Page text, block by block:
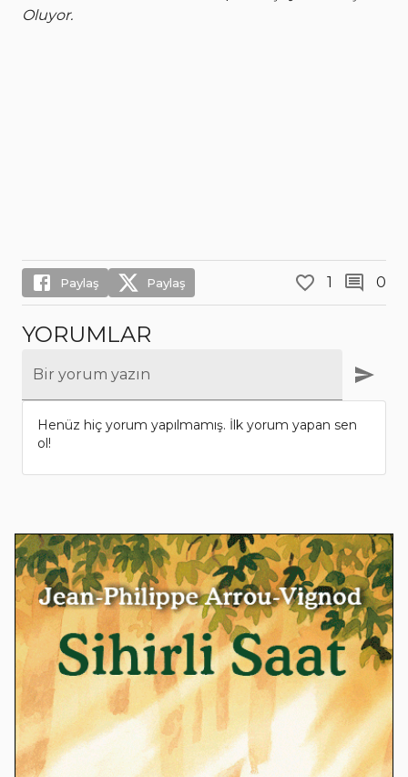
Oluyor.
Paylaş Paylaş 1 0
YORUMLAR
Bir yorum yazın
Henüz hiç yorum yapılmamış. İlk yorum yapan sen
ol!